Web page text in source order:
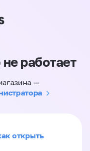
работает
—
открыть